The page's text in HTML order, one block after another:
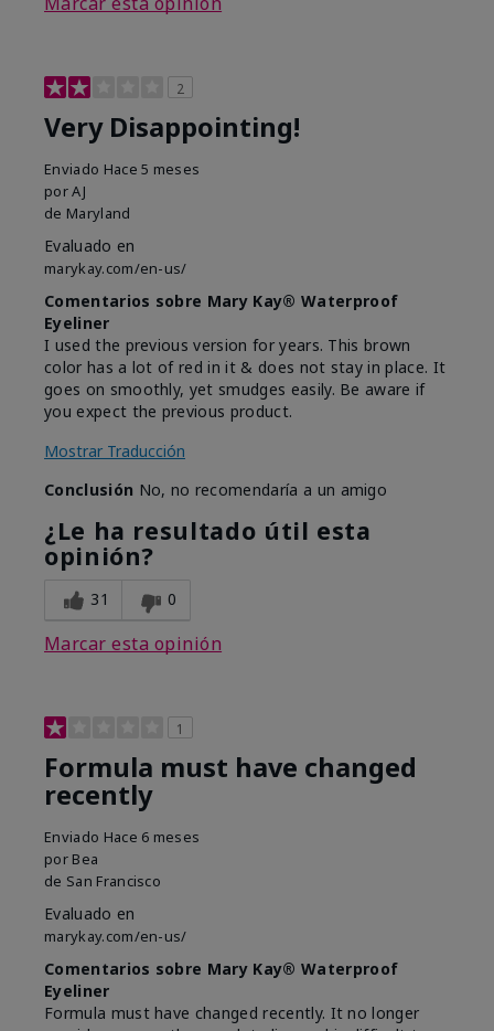
2
Very Disappointing!
Enviado Hace 5 meses
porAJ
de Maryland
Evaluado en
marykay.com/en-us/
Comentarios sobre Mary Kay® Waterproof
Eyeliner
I used the previous version for years. This brown
color has a lot of red in it & does not stay in place. It
goes on smoothly, yet smudges easily. Be aware if
you expect the previous product.
Mostrar Traducción
Conclusión No, no recomendaría a un amigo
¿Le ha resultado útil esta
opinión?
31 0
Marcar esta opinión
1
Formula must have changed
recently
Enviado Hace 6 meses
por Bea
de San Francisco
Evaluado en
marykay.com/en-us/
Comentarios sobre Mary Kay® Waterproof
Eyeliner
Formula must have changed recently. It no longer